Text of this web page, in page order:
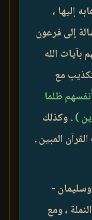
إليها ،
إلى فرعون
بآيات الله
مع
ظلما
). وكذلك
المبين .
وسليمان -
، ومع